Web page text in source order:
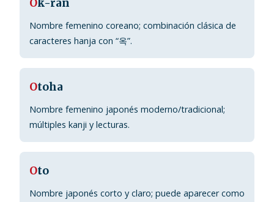
Ok-ran
Nombre femenino coreano; combinación clásica de
caracteres hanja con “옥”.
Otoha
Nombre femenino japonés moderno/tradicional;
múltiples kanji y lecturas.
Oto
Nombre japonés corto y claro; puede aparecer como